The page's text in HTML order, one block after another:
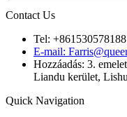
Contact Us
Tel:
E-mail:
Hozzáadás: 3.
Liandu kerület,
Quick Navigation